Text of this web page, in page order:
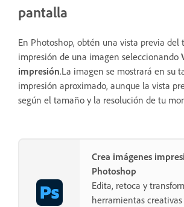
pantalla
En Photoshop, obtén una vista previa del
impresión de una imagen seleccionando
impresión.La imagen se mostrará en su
impresión aproximado, aunque la vista
según el tamaño y la resolución de tu
Crea imágenes
Photoshop
Edita, retoca y
herramientas